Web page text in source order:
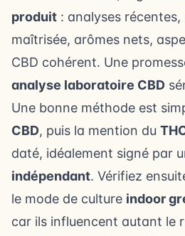
produit : analyses
maîtrisée, arômes nets,
CBD cohérent. Une
analyse laboratoire CBD
Une bonne méthode est
CBD, puis la mention du
daté, idéalement signé par
indépendant. Vérifiez
le mode de culture indoor
car ils influencent autant le